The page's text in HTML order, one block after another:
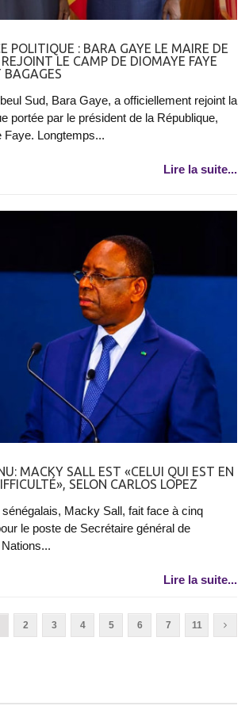
POLITIQUE : BARA GAYE LE MAIRE DE
LE CAMP DE DIOMAYE FAYE
BAGAGES
Sud, Bara Gaye, a officiellement rejoint la
portée par le président de la République,
Longtemps...
Lire la suite...
MACKY SALL EST «CELUI QUI EST EN
SELON CARLOS LOPEZ
Macky Sall, fait face à cinq
le poste de Secrétaire général de
Lire la suite...
2 3 4 5 6 7 11